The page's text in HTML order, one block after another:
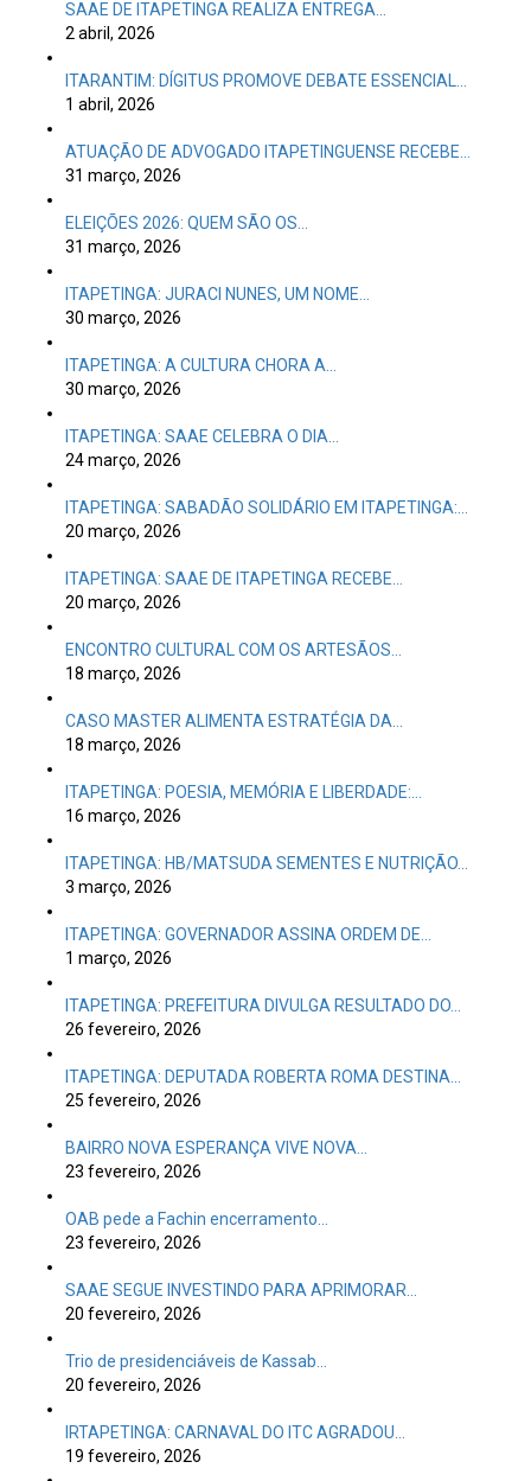
SAAE DE ITAPETINGA REALIZA ENTREGA…
2 abril, 2026
ITARANTIM: DÍGITUS PROMOVE DEBATE ESSENCIAL…
1 abril, 2026
ATUAÇÃO DE ADVOGADO ITAPETINGUENSE RECEBE…
31 março, 2026
ELEIÇÕES 2026: QUEM SÃO OS…
31 março, 2026
ITAPETINGA: JURACI NUNES, UM NOME…
30 março, 2026
ITAPETINGA: A CULTURA CHORA A…
30 março, 2026
ITAPETINGA: SAAE CELEBRA O DIA…
24 março, 2026
ITAPETINGA: SABADÃO SOLIDÁRIO EM ITAPETINGA:…
20 março, 2026
ITAPETINGA: SAAE DE ITAPETINGA RECEBE…
20 março, 2026
ENCONTRO CULTURAL COM OS ARTESÃOS…
18 março, 2026
CASO MASTER ALIMENTA ESTRATÉGIA DA…
18 março, 2026
ITAPETINGA: POESIA, MEMÓRIA E LIBERDADE:…
16 março, 2026
ITAPETINGA: HB/MATSUDA SEMENTES E NUTRIÇÃO…
3 março, 2026
ITAPETINGA: GOVERNADOR ASSINA ORDEM DE…
1 março, 2026
ITAPETINGA: PREFEITURA DIVULGA RESULTADO DO…
26 fevereiro, 2026
ITAPETINGA: DEPUTADA ROBERTA ROMA DESTINA…
25 fevereiro, 2026
BAIRRO NOVA ESPERANÇA VIVE NOVA…
23 fevereiro, 2026
OAB pede a Fachin encerramento…
23 fevereiro, 2026
SAAE SEGUE INVESTINDO PARA APRIMORAR…
20 fevereiro, 2026
Trio de presidenciáveis de Kassab…
20 fevereiro, 2026
IRTAPETINGA: CARNAVAL DO ITC AGRADOU…
19 fevereiro, 2026